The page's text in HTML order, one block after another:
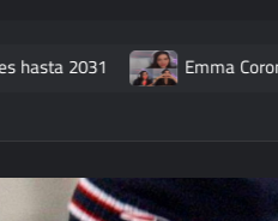
Emma Coronel, de